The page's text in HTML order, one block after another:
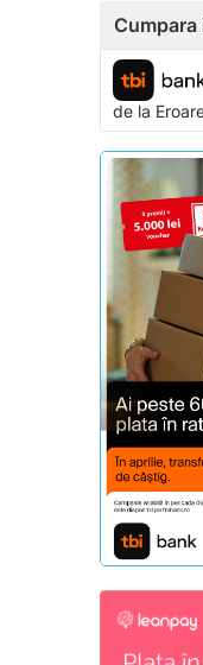
Cumpara
de la